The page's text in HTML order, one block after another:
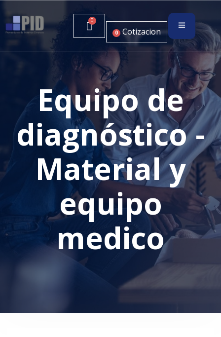
0 Cotizacion
Equipo de
diagnóstico -
Material y
equipo
medico